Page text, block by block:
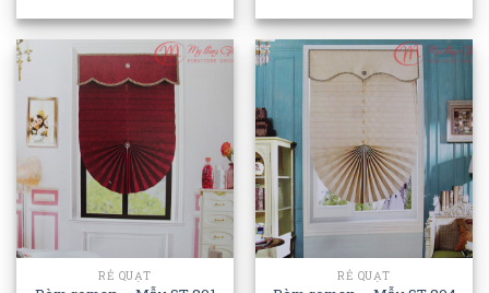
RẺ QUẠT RẺ QUẠT